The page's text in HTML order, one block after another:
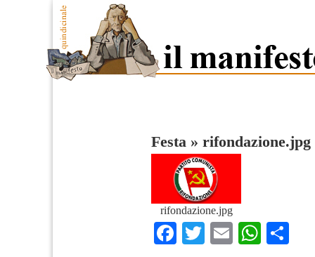
Festa » rifondazione.jpg
rifondazione.jpg
Facebook
TwitterEmail